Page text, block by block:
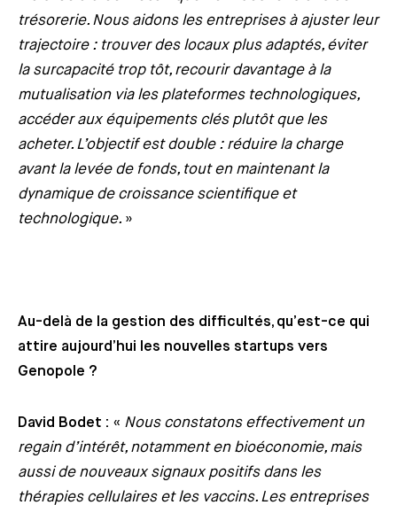
trésorerie. Nous aidons les entreprises à ajuster leur
trajectoire : trouver des locaux plus adaptés, éviter
la surcapacité trop tôt, recourir davantage à la
mutualisation via les plateformes technologiques,
accéder aux équipements clés plutôt que les
acheter. L’objectif est double : réduire la charge
avant la levée de fonds, tout en maintenant la
dynamique de croissance scientifique et
technologique. »
Au-delà de la gestion des difficultés, qu’est-ce qui
attire aujourd’hui les nouvelles startups vers
Genopole ?
David Bodet : « Nous constatons effectivement un
regain d’intérêt, notamment en bioéconomie, mais
aussi de nouveaux signaux positifs dans les
thérapies cellulaires et les vaccins. Les entreprises